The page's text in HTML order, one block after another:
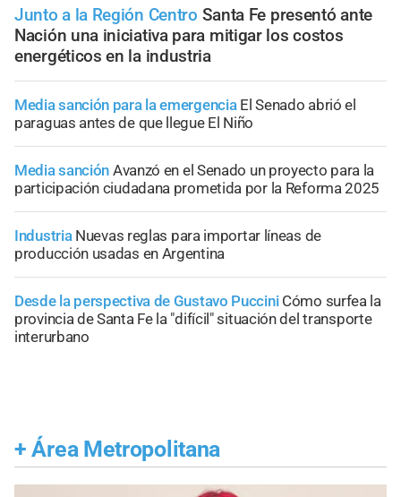
Junto a la Región Centro Santa Fe presentó ante
Nación una iniciativa para mitigar los costos
energéticos en la industria
Media sanción para la emergencia El Senado abrió el
paraguas antes de que llegue El Niño
Media sanción Avanzó en el Senado un proyecto para la
participación ciudadana prometida por la Reforma 2025
Industria Nuevas reglas para importar líneas de
producción usadas en Argentina
Desde la perspectiva de Gustavo Puccini Cómo surfea la
provincia de Santa Fe la "difícil" situación del transporte
interurbano
+ Área Metropolitana